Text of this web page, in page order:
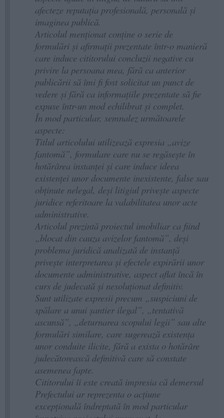
afecteze reputația profesională, personală și
imaginea publică.
Articolul menționat conține o serie de
formulări și afirmații prezentate într-o manieră
care induce cititorului concluzii negative cu
privire la persoana mea, fără ca anterior
publicării să îmi fi fost solicitat un punct de
vedere și fără ca informațiile prezentate să fie
expuse într-un mod echilibrat și complet.
În mod particular, semnalez următoarele
aspecte:
Titlul articolului utilizează expresia „avize
fantomă”, formulare care nu se regăsește în
hotărârea instanței și care induce ideea
existenței unor documente inexistente, false sau
obținute nelegal, deși litigiul privește aspecte
juridice referitoare la valabilitatea unor acte
administrative.
Articolul prezintă proiectul imobiliar ca fiind
„blocat din cauza avizelor fantomă”, deși
problema juridică analizată de instanță
privește interpretarea și efectele expirării unor
documente administrative, aspect aflat încă în
curs de judecată și nesoluționat definitiv.
Sunt utilizate expresii precum „suspiciuni de
spălare a unui șantier ilegal”, „tentativă
ascunsă”, „deturnarea scopului legii” sau alte
formulări similare, care sugerează existența
unor conduite ilicite, fără a exista o hotărâre
judecătorească definitivă care să constate
asemenea fapte.
Cititorului îi este creată impresia că demersul
Prefectului ar reprezenta o acțiune
excepțională îndreptată în mod particular